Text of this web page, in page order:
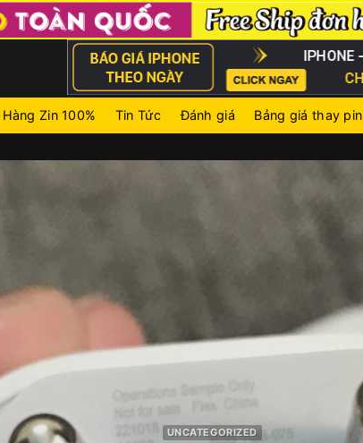
Zin 100% Tin Tức Đánh giá Bảng giá thay pin
UNCATEGORIZED